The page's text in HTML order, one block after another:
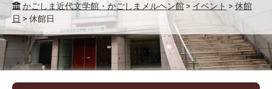
かごしま近代文学館・かごしまメルヘン館 > イベント > 休館
日 > 休館日